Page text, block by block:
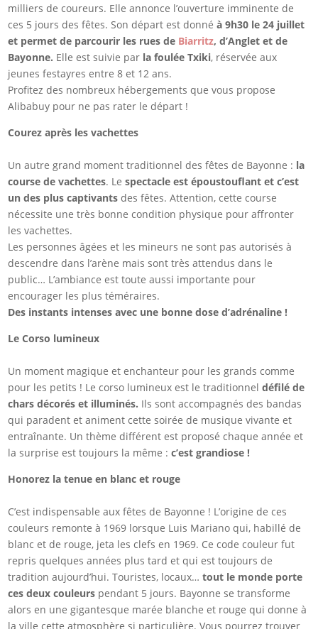
milliers de coureurs. Elle annonce l’ouverture imminente de
ces 5 jours des fêtes. Son départ est donnéà 9h30 le 24 juillet
et permet de parcourir les rues de Biarritz, d’Anglet et de
Bayonne. Elle est suivie par la foulée Txiki, réservée aux
jeunes festayres entre 8 et 12 ans.
Profitez des nombreux hébergements que vous propose
Alibabuy pour ne pas rater le départ !
Courez après les vachettes
Un autre grand moment traditionnel des fêtes de Bayonne : la
course de vachettes. Lespectacle est époustouflant et c’est
un des plus captivants des fêtes. Attention, cette course
nécessite une très bonne condition physique pour affronter
les vachettes.
Les personnes âgées et les mineurs ne sont pas autorisés à
descendre dans l’arène mais sont très attendus dans le
public… L’ambiance est toute aussi importante pour
encourager les plus téméraires.
Des instants intenses avec une bonne dose d’adrénaline !
Le Corso lumineux
Un moment magique et enchanteur pour les grands comme
pour les petits ! Le corso lumineux est le traditionneldéfilé de
chars décorés et illuminés. Ils sont accompagnés des bandas
qui paradent et animent cette soirée de musique vivante et
entraînante. Un thème différent est proposé chaque année et
la surprise est toujours la même :c’est grandiose !
Honorez la tenue en blanc et rouge
C’est indispensable aux fêtes de Bayonne ! L’origine de ces
couleurs remonte à 1969 lorsque Luis Mariano qui, habillé de
blanc et de rouge, jeta les clefs en 1969. Ce code couleur fut
repris quelques années plus tard et qui est toujours de
tradition aujourd’hui. Touristes, locaux…tout le monde porte
ces deux couleurs pendant 5 jours. Bayonne se transforme
alors en une gigantesque marée blanche et rouge qui donne à
la ville cette atmosphère si particulière. Vous pourrez trouver